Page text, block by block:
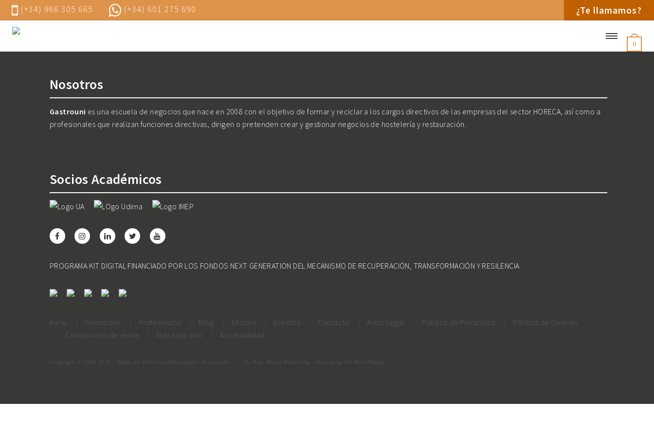
(+34) 966 305 665 (+34) 601 275 690 ¿Te llamamos?
0
Nosotros
Gastrouni es una escuela de negocios que nace en 2008 con el objetivo de formar y reciclar a los cargos directivos de las empresas del sector HORECA, así como a
profesionales que realizan funciones directivas, dirigen o pretenden crear y gestionar negocios de hostelería y restauración.
Socios Académicos
PROGRAMA KIT DIGITAL FINANCIADO POR LOS FONDOS NEXT GENERATION DEL MECANISMO DE RECUPERACIÓN, TRANSFORMACIÓN Y RESILENCIA
Inicio Formación Profesorado Blog Ebooks Eventos Contacto Aviso Legal Política de Privacidad
Política de Cookies
Condiciones de venta
Mapa del sitio Accesibilidad
Copyright © 2008-2020 - Todos los Derechos Reservados - Gastrouni By Mad Media Marketing - Marketing For Real People